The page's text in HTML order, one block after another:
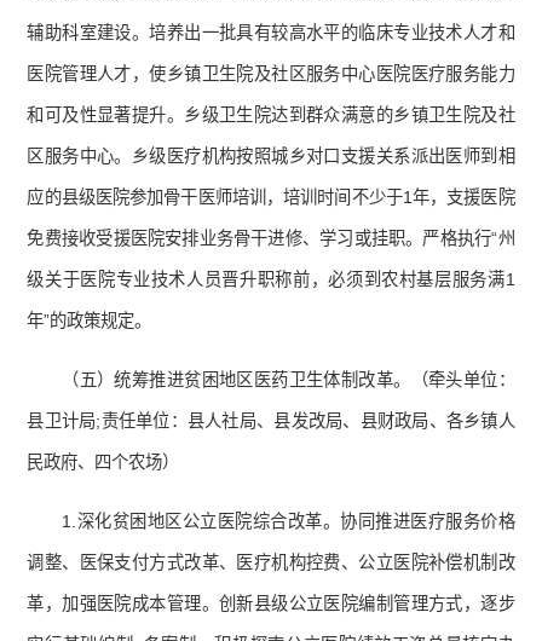
辅助科室建设。培养出一批具有较高水平的临床专业技术人才和
医院管理人才，使乡镇卫生院及社区服务中心医院医疗服务能力
和可及性显著提升。乡级卫生院达到群众满意的乡镇卫生院及社
区服务中心。乡级医疗机构按照城乡对口支援关系派出医师到相
应的县级医院参加骨干医师培训，培训时间不少于1年，支援医院
免费接收受援医院安排业务骨干进修、学习或挂职。严格执行“州
级关于医院专业技术人员晋升职称前，必须到农村基层服务满1
年”的政策规定。
（五）统筹推进贫困地区医药卫生体制改革。（牵头单位：
县卫计局;责任单位：县人社局、县发改局、县财政局、各乡镇人
民政府、四个农场）
1.深化贫困地区公立医院综合改革。协同推进医疗服务价格
调整、医保支付方式改革、医疗机构控费、公立医院补偿机制改
革，加强医院成本管理。创新县级公立医院编制管理方式，逐步